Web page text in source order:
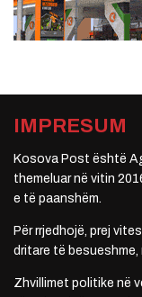
IMPRESUM
Kosova Post është
themeluar në vitin
e të paanshëm.
Për rrjedhojë, prej
dritare të
Zhvillimet politike në